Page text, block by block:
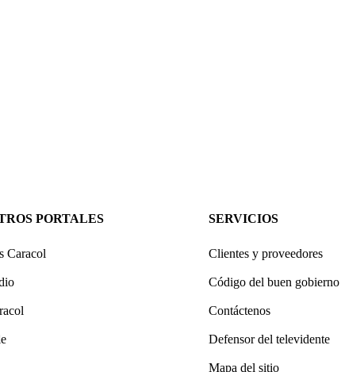
PORTALES
Caracol
SERVICIOS
Clientes y proveedores
Código del buen gobierno
Contáctenos
Defensor del televidente
Mapa del sitio